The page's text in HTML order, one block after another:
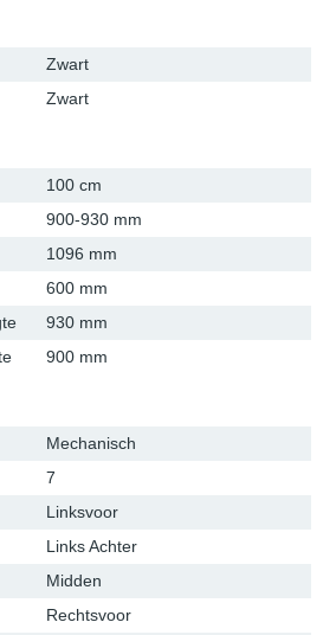
Zwart
Zwart
100 cm
900-930 mm
1096 mm
600 mm
930 mm
900 mm
Mechanisch
7
Linksvoor
Links Achter
Midden
Rechtsvoor